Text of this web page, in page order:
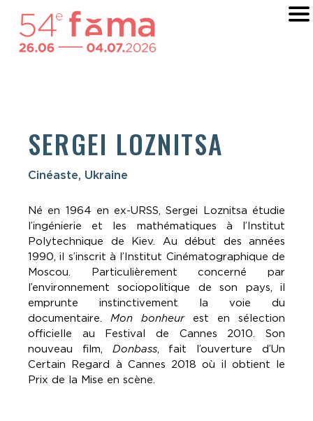
SERGEI LOZNITSA
Cinéaste, Ukraine
Né en 1964 en ex-URSS, Sergei Loznitsa étudie
l’ingénierie et les mathématiques à l’Institut
Polytechnique de Kiev. Au début des années
1990, il s’inscrit à l’Institut Cinéma­tographique de
Moscou. Particulièrement concerné par
l’environnement sociopolitique de son pays, il
emprunte instinctivement la voie du
documentaire. Mon bonheurest en sélection
officielle au Festival de Cannes 2010. Son
nouveau film, Donbass, fait l’ouverture d’Un
Certain Regard à Cannes 2018 où il obtient le
Prix de la Mise en scène.